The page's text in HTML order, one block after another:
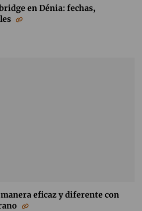
en Dénia: fechas,
eficaz y diferente con